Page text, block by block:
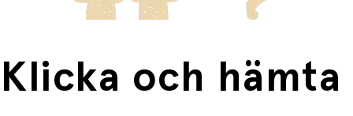
Klicka och hämta